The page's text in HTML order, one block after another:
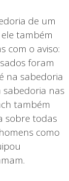
de um
também
com o aviso:
foram
na sabedoria
nas
também
sobre todas
como